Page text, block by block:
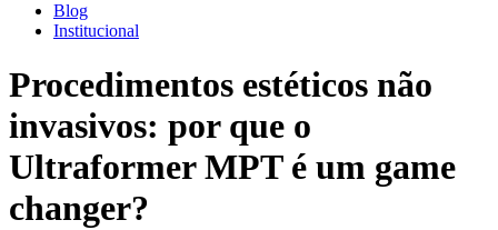
Blog
Institucional
Procedimentos estéticos não
invasivos: por que o
Ultraformer MPT é um game
changer?